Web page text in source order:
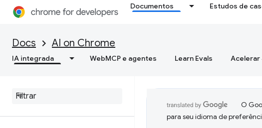
Documentos Estudos de
Docs AI on Chrome
IA integrada WebMCP e agentes Learn Evals Acelerar
O
para seu idioma de